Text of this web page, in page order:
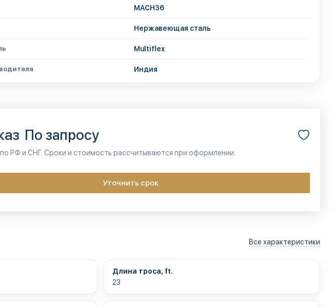
MACH36
Нержавеющая сталь
Multiflex
Индия
По запросу
РФ и СНГ. Сроки и стоимость рассчитываются при оформлении.
Уточнить срок
Все характеристики
Длина троса, ft.
23